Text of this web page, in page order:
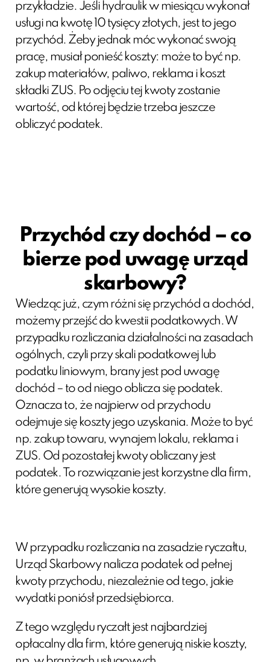
przykładzie. Jeśli hydraulik w miesiącu wykonał
usługi na kwotę 10 tysięcy złotych, jest to jego
przychód. Żeby jednak móc wykonać swoją
pracę, musiał ponieść koszty: może to być np.
zakup materiałów, paliwo, reklama i koszt
składki ZUS. Po odjęciu tej kwoty zostanie
wartość, od której będzie trzeba jeszcze
obliczyć podatek.
Przychód czy dochód – co
bierze pod uwagę urząd
skarbowy?
Wiedząc już, czym różni się przychód a dochód,
możemy przejść do kwestii podatkowych. W
przypadku rozliczania działalności na zasadach
ogólnych, czyli przy skali podatkowej lub
podatku liniowym, brany jest pod uwagę
dochód – to od niego oblicza się podatek.
Oznacza to, że najpierw od przychodu
odejmuje się koszty jego uzyskania. Może to być
np. zakup towaru, wynajem lokalu, reklama i
ZUS. Od pozostałej kwoty obliczany jest
podatek. To rozwiązanie jest korzystne dla firm,
które generują wysokie koszty.
W przypadku rozliczania na zasadzie ryczałtu,
Urząd Skarbowy nalicza podatek od pełnej
kwoty przychodu, niezależnie od tego, jakie
wydatki poniósł przedsiębiorca.
Z tego względu ryczałt jest najbardziej
opłacalny dla firm, które generują niskie koszty,